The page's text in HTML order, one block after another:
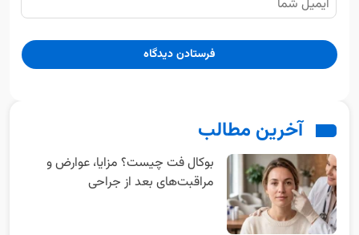
آخرین مطالب
بوکال فت چیست؟ مزایا، عوارض و
مراقبت‌های بعد از جراحی